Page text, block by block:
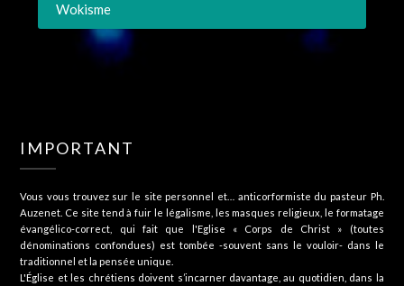
Wokisme
IMPORTANT
Vous vous trouvez sur le site personnel et… anticorformiste du pasteur Ph.
Auzenet. Ce site tend à fuir le légalisme, les masques religieux, le formatage
évangélico-correct, qui fait que l'Eglise « Corps de Christ » (toutes
dénominations confondues) est tombée -souvent sans le vouloir- dans le
traditionnel et la pensée unique.
L'Église et les chrétiens doivent s’incarner davantage, au quotidien, dans la